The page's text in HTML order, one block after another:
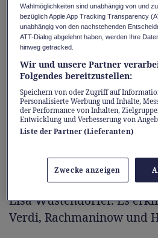
Am Wochenende vom 28.
2024 erfolgt die feierliche
die gleich einen Einblick in
Programmschwerpunkte
Weltbühne», «Swiss
Klassik» sowie «Local
bietet.
Music die Pianistin Olga
Swiss Orchestra unter der
Lisa Wüstendörfer. Es
Verdi, Rachmaninow und
Wahlmöglichkeiten sind unabhängig von und
bezüglich Apple App Tracking Transparency
unabhängig von den nachstehenden
ATT-Dialog abgelehnt haben, werden Ihre
hinweg getracked.
Wir und unsere Partner
Folgendes bereitzustellen:
Speichern von oder Zugriff auf
Personalisierte Werbung und Inhalte,
der Performance von Inhalten,
Entwicklung und Verbesserung von
Liste der Partner (Lieferanten)
Zwecke anzeigen